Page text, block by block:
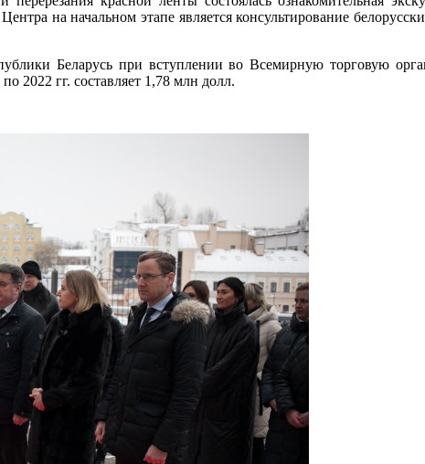
на начальном этапе является консультирование
Беларусь при вступлении во Всемирную торговую
2022 гг. составляет 1,78 млн долл.